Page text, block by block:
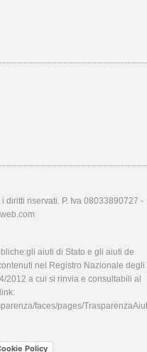
diritti riservati. P. Iva 08033890727 -
aiuti di Stato e gli aiuti de
nel Registro Nazionale degli
2012 a cui si rinvia e consultabili al
faces/pages/
Policy